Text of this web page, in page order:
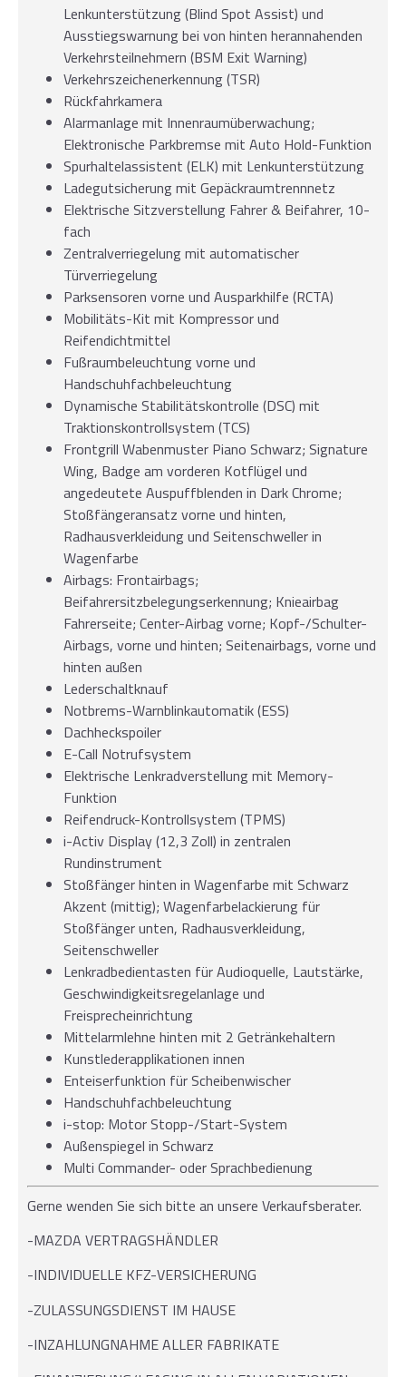
Lenkunterstützung (Blind Spot Assist) und
Ausstiegswarnung bei von hinten herannahenden
Verkehrsteilnehmern (BSM Exit Warning)
Verkehrszeichenerkennung (TSR)
Rückfahrkamera
Alarmanlage mit Innenraumüberwachung;
Elektronische Parkbremse mit Auto Hold-Funktion
Spurhaltelassistent (ELK) mit Lenkunterstützung
Ladegutsicherung mit Gepäckraumtrennnetz
Elektrische Sitzverstellung Fahrer & Beifahrer, 10-
fach
Zentralverriegelung mit automatischer
Türverriegelung
Parksensoren vorne und Ausparkhilfe (RCTA)
Mobilitäts-Kit mit Kompressor und
Reifendichtmittel
Fußraumbeleuchtung vorne und
Handschuhfachbeleuchtung
Dynamische Stabilitätskontrolle (DSC) mit
Traktionskontrollsystem (TCS)
Frontgrill Wabenmuster Piano Schwarz; Signature
Wing, Badge am vorderen Kotflügel und
angedeutete Auspuffblenden in Dark Chrome;
Stoßfängeransatz vorne und hinten,
Radhausverkleidung und Seitenschweller in
Wagenfarbe
Airbags: Frontairbags;
Beifahrersitzbelegungserkennung; Knieairbag
Fahrerseite; Center-Airbag vorne; Kopf-/Schulter-
Airbags, vorne und hinten; Seitenairbags, vorne und
hinten außen
Lederschaltknauf
Notbrems-Warnblinkautomatik (ESS)
Dachheckspoiler
E-Call Notrufsystem
Elektrische Lenkradverstellung mit Memory-
Funktion
Reifendruck-Kontrollsystem (TPMS)
i-Activ Display (12,3 Zoll) in zentralen
Rundinstrument
Stoßfänger hinten in Wagenfarbe mit Schwarz
Akzent (mittig); Wagenfarbelackierung für
Stoßfänger unten, Radhausverkleidung,
Seitenschweller
Lenkradbedientasten für Audioquelle, Lautstärke,
Geschwindigkeitsregelanlage und
Freisprecheinrichtung
Mittelarmlehne hinten mit 2 Getränkehaltern
Kunstlederapplikationen innen
Enteiserfunktion für Scheibenwischer
Handschuhfachbeleuchtung
i-stop: Motor Stopp-/Start-System
Außenspiegel in Schwarz
Multi Commander- oder Sprachbedienung
Gerne wenden Sie sich bitte an unsere Verkaufsberater.
-MAZDA VERTRAGSHÄNDLER
-INDIVIDUELLE KFZ-VERSICHERUNG
-ZULASSUNGSDIENST IM HAUSE
-INZAHLUNGNAHME ALLER FABRIKATE